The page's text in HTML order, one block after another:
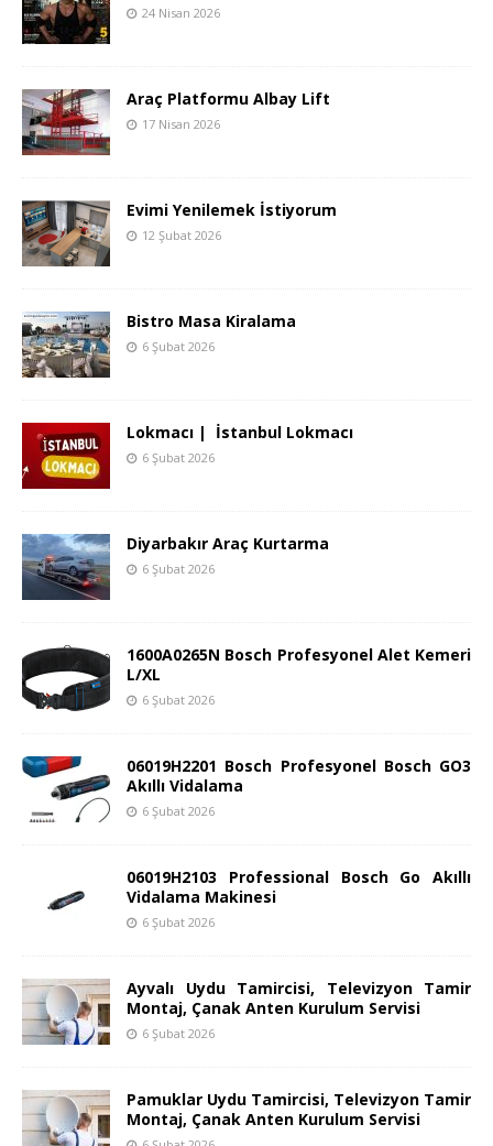
24 Nisan 2026
Araç Platformu Albay Lift
17 Nisan 2026
Evimi Yenilemek İstiyorum
12 Şubat 2026
Bistro Masa Kiralama
6 Şubat 2026
Lokmacı | İstanbul Lokmacı
6 Şubat 2026
Diyarbakır Araç Kurtarma
6 Şubat 2026
1600A0265N Bosch Profesyonel Alet Kemeri
L/XL
6 Şubat 2026
06019H2201 Bosch Profesyonel Bosch GO3
Akıllı Vidalama
6 Şubat 2026
06019H2103 Professional Bosch Go Akıllı
Vidalama Makinesi
6 Şubat 2026
Ayvalı Uydu Tamircisi, Televizyon Tamir
Montaj, Çanak Anten Kurulum Servisi
6 Şubat 2026
Pamuklar Uydu Tamircisi, Televizyon Tamir
Montaj, Çanak Anten Kurulum Servisi